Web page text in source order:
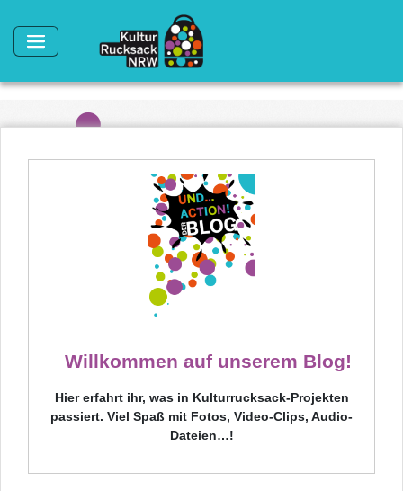
Willkommen auf unserem Blog!
Hier erfahrt ihr, was in Kulturrucksack-Projekten
passiert. Viel Spaß mit Fotos, Video-Clips, Audio-
Dateien…!